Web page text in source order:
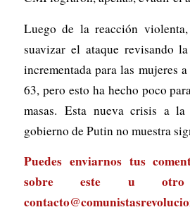
Luego de la reacción
suavizar el ataque revisando
incrementada para las mujeres
63, pero esto ha hecho poco
masas. Esta nueva crisis a
gobierno de Putin no muestra
Puedes enviarnos tus
sobre este u